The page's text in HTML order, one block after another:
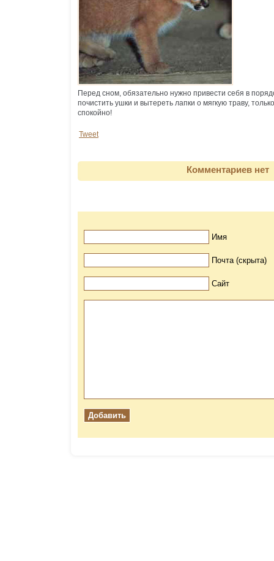
Перед сном, обязательно нужно привести себя в
почистить ушки и вытереть лапки о мягкую траву,
спокойно!
Tweet
Комментариев нет
Имя
Почта (скрыта)
Сайт